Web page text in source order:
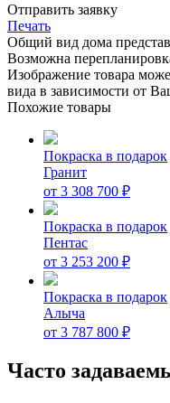
Отправить заявку
Печать
Общий вид дома
Возможна
Изображение товара
вида в зависимости от
Похожие товары
Покраска в подарок
Гранит
от 3 308 700 ₽
Покраска в подарок
Пентас
от 3 253 200 ₽
Покраска в подарок
Алыча
от 3 787 800 ₽
Часто